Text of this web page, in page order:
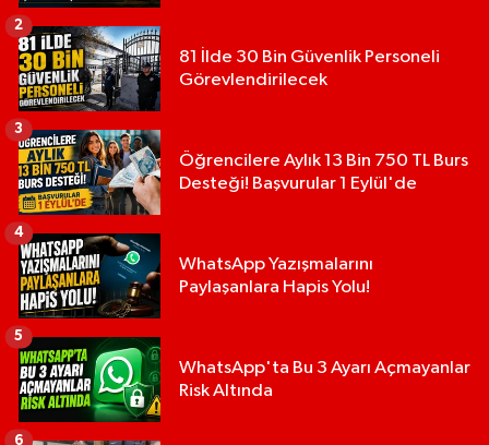
81 İlde 30 Bin Güvenlik Personeli
Görevlendirilecek
2
Öğrencilere Aylık 13 Bin 750 TL Burs
Desteği! Başvurular 1 Eylül'de
3
WhatsApp Yazışmalarını
Paylaşanlara Hapis Yolu!
4
WhatsApp'ta Bu 3 Ayarı Açmayanlar
Risk Altında
5
6